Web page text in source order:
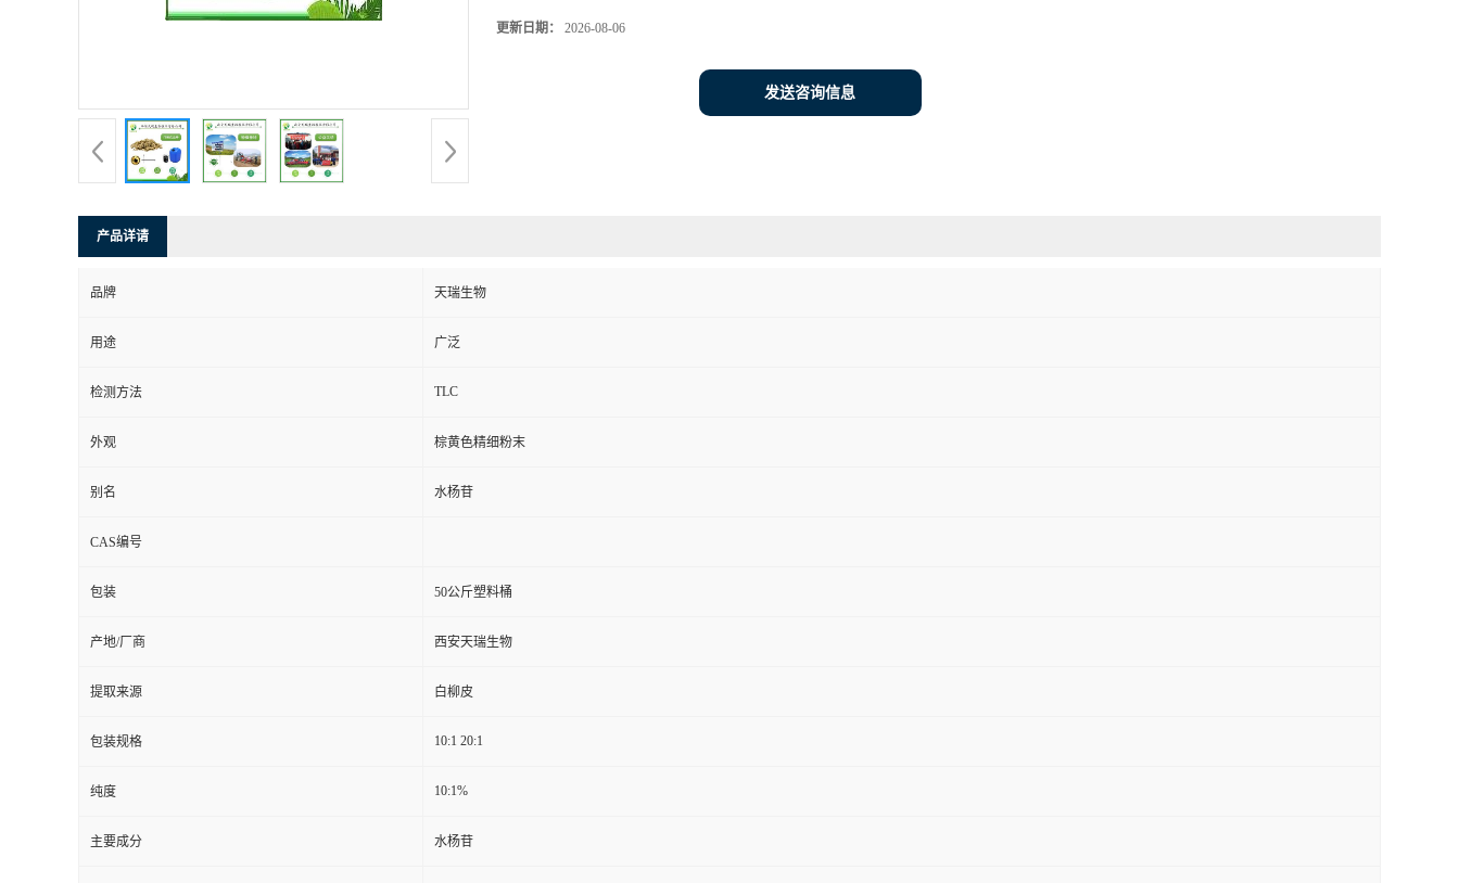
更新日期： 2026-08-06
发送咨询信息
产品详请
品牌 天瑞生物
用途 广泛
检测方法 TLC
外观 棕黄色精细粉末
别名 水杨苷
CAS编号
包装 50公斤塑料桶
产地/厂商 西安天瑞生物
提取来源 白柳皮
包装规格 10:1 20:1
纯度 10:1%
主要成分 水杨苷